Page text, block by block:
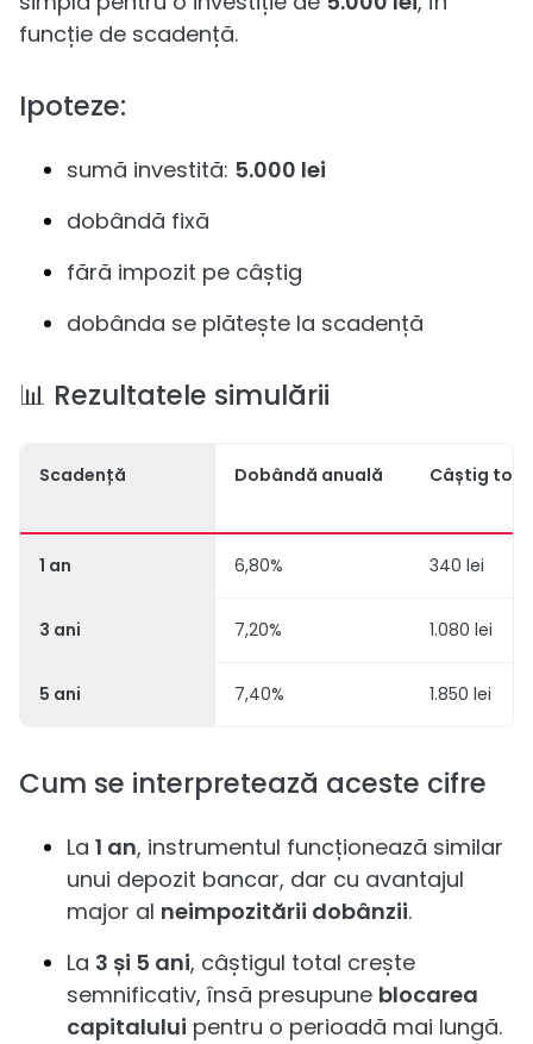
funcție de scadență.
Ipoteze:
sumă investită: 5.000 lei
dobândă fixă
fără impozit pe câștig
dobânda se plătește la scadență
📊 Rezultatele simulării
Scadență Dobândă anuală Câștig
1 an 6,80% 340 lei
3 ani 7,20% 1.080 lei
5 ani 7,40% 1.850 lei
Cum se interpretează aceste cifre
La 1 an, instrumentul funcționează similar
unui depozit bancar, dar cu avantajul
major al neimpozitării dobânzii.
La 3 și 5 ani, câștigul total crește
semnificativ, însă presupune blocarea
capitalului pentru o perioadă mai lungă.